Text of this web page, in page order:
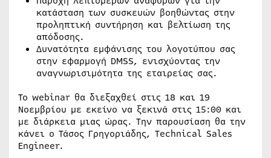
κατάσταση των συσκευών βοηθώντας στην
προληπτική συντήρηση και βελτίωση της
απόδοσης.
Δυνατότητα εμφάνισης του λογοτύπου σας
στην εφαρμογή DMSS, ενισχύοντας την
αναγνωρισιμότητα της εταιρείας σας.
Το webinar θα διεξαχθεί στις 18 και 19
Νοεμβρίου με εκείνο να ξεκινά στις 15:00 και
με διάρκεια μιας ώρας. Την παρουσίαση θα την
κάνει ο Τάσος Γρηγοριάδης, Technical Sales
Engineer.